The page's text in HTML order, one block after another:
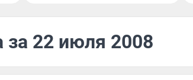
за 22 июля 2008